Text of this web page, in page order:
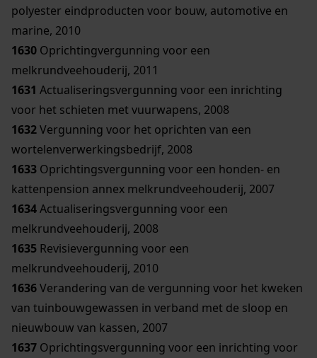
polyester eindproducten voor bouw, automotive en
marine, 2010
1630 Oprichtingvergunning voor een
melkrundveehouderij, 2011
1631 Actualiseringsvergunning voor een inrichting
voor het schieten met vuurwapens, 2008
1632Vergunning voor het oprichten van een
wortelenverwerkingsbedrijf, 2008
1633 Oprichtingsvergunning voor een honden- en
kattenpension annex melkrundveehouderij, 2007
1634Actualiseringsvergunning voor een
melkrundveehouderij, 2008
1635 Revisievergunning voor een
melkrundveehouderij, 2010
1636Verandering van de vergunning voor het kweken
van tuinbouwgewassen in verband met de sloop en
nieuwbouw van kassen, 2007
1637 Oprichtingsvergunning voor een inrichting voor